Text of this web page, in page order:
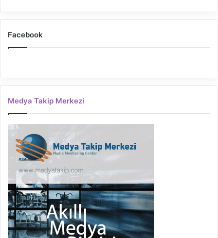
Facebook
Medya Takip Merkezi